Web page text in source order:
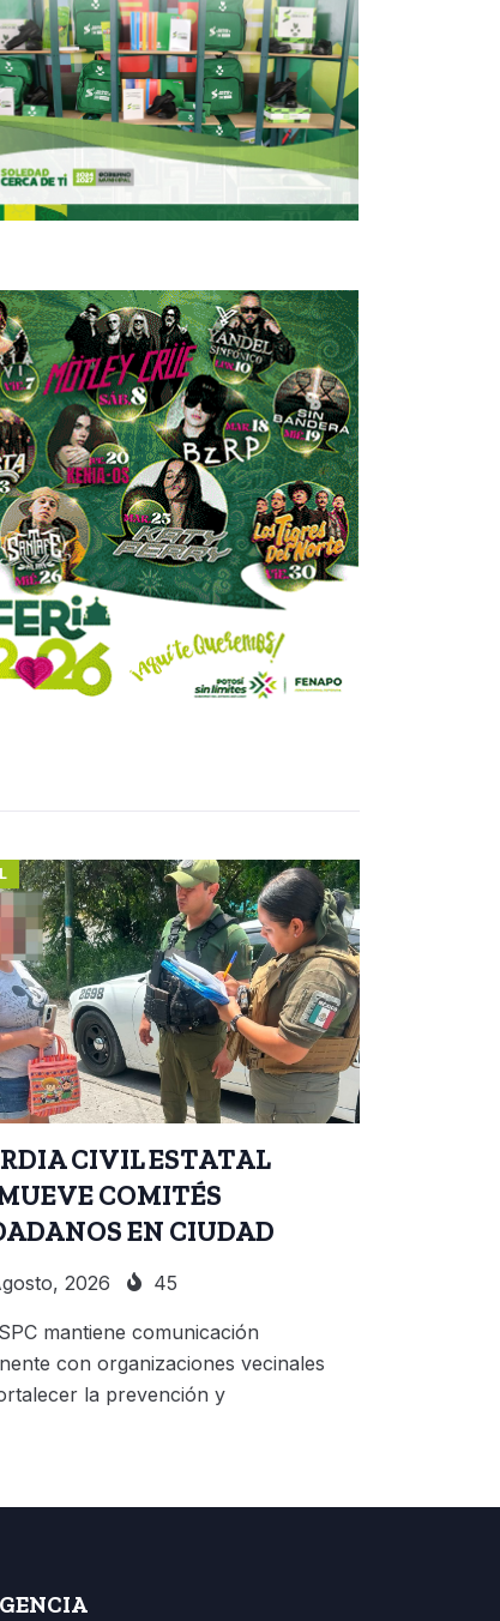
CIVIL ESTATAL
COMITÉS
EN CIUDAD
2026 45
mantiene comunicación
con organizaciones vecinales
la prevención y